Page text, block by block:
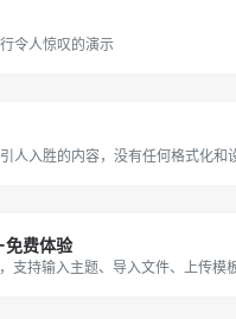
令人惊叹的演示
人入胜的内容，没有任何格式化和
费体验